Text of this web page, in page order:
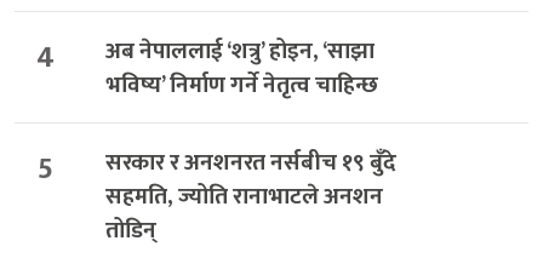
4
अब नेपाललाई ‘शत्रु’ होइन, ‘साझा
भविष्य’ निर्माण गर्ने नेतृत्व चाहिन्छ
5
सरकार र अनशनरत नर्सबीच १९ बुँदे
सहमति, ज्योति रानाभाटले अनशन
तोडिन्